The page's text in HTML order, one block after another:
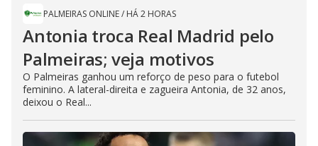
PALMEIRAS ONLINE/ HÁ 2 HORAS
Antonia troca Real Madrid pelo
Palmeiras; veja motivos
O Palmeiras ganhou um reforço de peso para o futebol
feminino. A lateral-direita e zagueira Antonia, de 32 anos,
deixou o Real...